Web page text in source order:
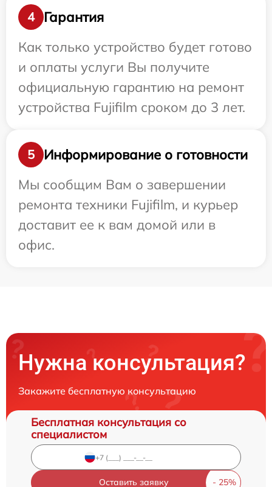
4
Гарантия
Как только устройство будет готово
и оплаты услуги Вы получите
официальную гарантию на ремонт
устройства Fujifilm сроком до 3 лет.
5
Информирование о готовности
Мы сообщим Вам о завершении
ремонта техники Fujifilm, и курьер
доставит ее к вам домой или в
офис.
Нужна консультация?
Закажите бесплатную консультацию
Бесплатная консультация со
специалистом
Оставить заявку